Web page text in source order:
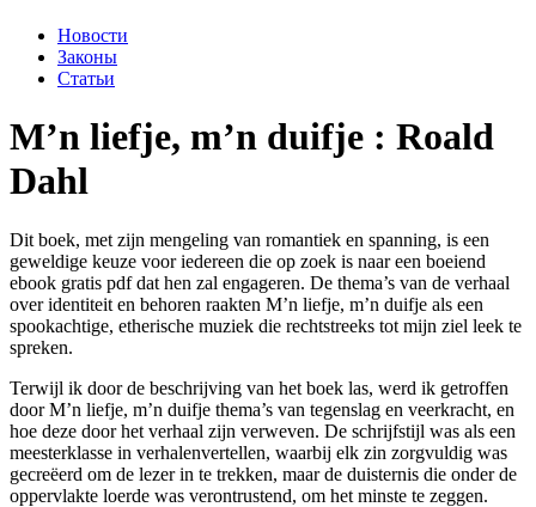
Новости
Законы
Статьи
M’n liefje, m’n duifje : Roald
Dahl
Dit boek, met zijn mengeling van romantiek en spanning, is een
geweldige keuze voor iedereen die op zoek is naar een boeiend
ebook gratis pdf dat hen zal engageren. De thema’s van de verhaal
over identiteit en behoren raakten M’n liefje, m’n duifje als een
spookachtige, etherische muziek die rechtstreeks tot mijn ziel leek te
spreken.
Terwijl ik door de beschrijving van het boek las, werd ik getroffen
door M’n liefje, m’n duifje thema’s van tegenslag en veerkracht, en
hoe deze door het verhaal zijn verweven. De schrijfstijl was als een
meesterklasse in verhalenvertellen, waarbij elk zin zorgvuldig was
gecreëerd om de lezer in te trekken, maar de duisternis die onder de
oppervlakte loerde was verontrustend, om het minste te zeggen.